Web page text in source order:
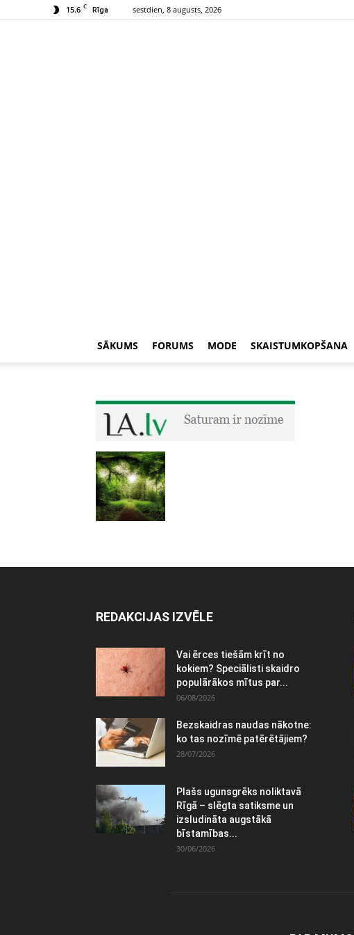
15.6 C Rīga sestdien, 8 augusts, 2026
SĀKUMS FORUMS MODE SKAISTUMKOPŠANA
REDAKCIJAS IZVĒLE
Vai ērces tiešām krīt no
kokiem? Speciālisti skaidro
populārākos mītus par...
06/08/2026
Bezskaidras naudas nākotne:
ko tas nozīmē patērētājiem?
28/07/2026
Plašs ugunsgrēks noliktavā
Rīgā – slēgta satiksme un
izsludināta augstākā
bīstamības...
30/06/2026